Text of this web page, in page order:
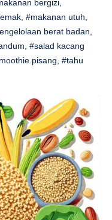
bergizi
#makanan utuh
berat badan
#salad kacang
pisang #tahu